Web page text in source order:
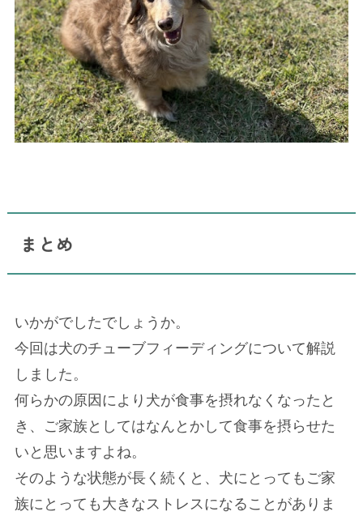
まとめ
いかがでしたでしょうか。
今回は犬のチューブフィーディングについて解説
しました。
何らかの原因により犬が食事を摂れなくなったと
き、ご家族としてはなんとかして食事を摂らせた
いと思いますよね。
そのような状態が長く続くと、犬にとってもご家
族にとっても大きなストレスになることがありま